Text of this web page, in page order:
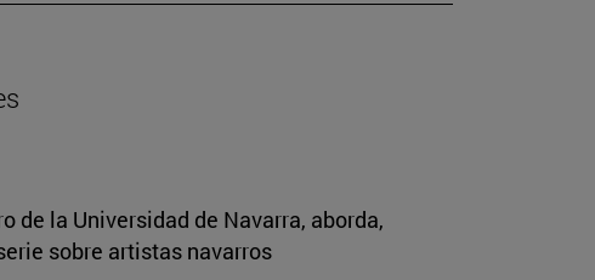
de la Universidad de Navarra, aborda,
sobre artistas navarros